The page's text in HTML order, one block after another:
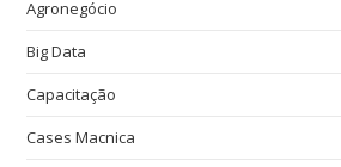
Agronegócio
Big Data
Capacitação
Cases Macnica